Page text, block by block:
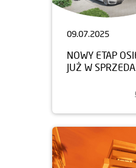
09.07.2025
NOWY ETAP
JUŻ W